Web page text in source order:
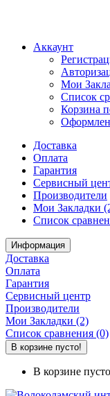
Аккаунт
Мои
Список
Корзина
Доставка
Оплата
Гарантия
Сервисный
Производители
Мои Закладки
Список
Информация
Доставка
Оплата
Гарантия
Сервисный центр
Производители
Мои Закладки (2)
Список сравнения (0)
В корзине пусто!
В корзине